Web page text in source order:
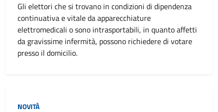
Gli elettori che si trovano in condizioni di dipendenza
continuativa e vitale da apparecchiature
elettromedicali o sono intrasportabili, in quanto affetti
da gravissime infermità, possono richiedere di votare
presso il domicilio.
NOVITÀ